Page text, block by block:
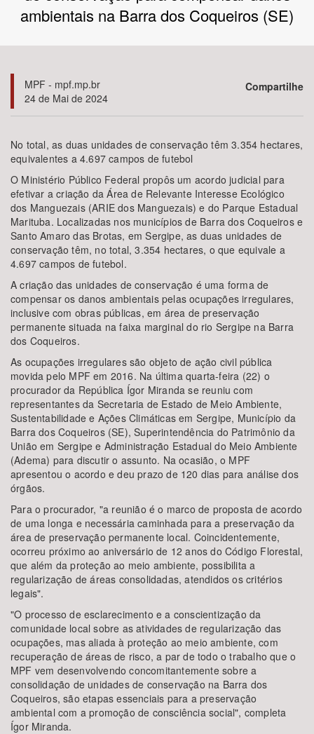
Subtema
Área de Levantamento
Área Protegida
BUSCAR
ambientais na Barra dos Coqueiros (SE)
MPF - mpf.mp.br
24 de Mai de 2024
Compartilhe
No total, as duas unidades de conservação têm 3.354 hectares,
equivalentes a 4.697 campos de futebol
O Ministério Público Federal propôs um acordo judicial para
efetivar a criação da Área de Relevante Interesse Ecológico
dos Manguezais (ARIE dos Manguezais) e do Parque Estadual
Marituba. Localizadas nos municípios de Barra dos Coqueiros e
Santo Amaro das Brotas, em Sergipe, as duas unidades de
conservação têm, no total, 3.354 hectares, o que equivale a
4.697 campos de futebol.
A criação das unidades de conservação é uma forma de
compensar os danos ambientais pelas ocupações irregulares,
inclusive com obras públicas, em área de preservação
permanente situada na faixa marginal do rio Sergipe na Barra
dos Coqueiros.
As ocupações irregulares são objeto de ação civil pública
movida pelo MPF em 2016. Na última quarta-feira (22) o
procurador da República Ígor Miranda se reuniu com
representantes da Secretaria de Estado de Meio Ambiente,
Sustentabilidade e Ações Climáticas em Sergipe, Município da
Barra dos Coqueiros (SE), Superintendência do Patrimônio da
União em Sergipe e Administração Estadual do Meio Ambiente
(Adema) para discutir o assunto. Na ocasião, o MPF
apresentou o acordo e deu prazo de 120 dias para análise dos
órgãos.
Para o procurador, "a reunião é o marco de proposta de acordo
de uma longa e necessária caminhada para a preservação da
área de preservação permanente local. Coincidentemente,
ocorreu próximo ao aniversário de 12 anos do Código Florestal,
que além da proteção ao meio ambiente, possibilita a
regularização de áreas consolidadas, atendidos os critérios
legais".
"O processo de esclarecimento e a conscientização da
comunidade local sobre as atividades de regularização das
ocupações, mas aliada à proteção ao meio ambiente, com
recuperação de áreas de risco, a par de todo o trabalho que o
MPF vem desenvolvendo concomitantemente sobre a
consolidação de unidades de conservação na Barra dos
Coqueiros, são etapas essenciais para a preservação
ambiental com a promoção de consciência social", completa
Ígor Miranda.